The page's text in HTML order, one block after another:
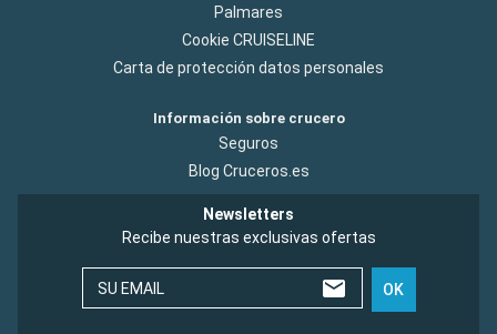
Palmares
Cookie CRUISELINE
Carta de protección datos personales
Información sobre crucero
Seguros
Blog Cruceros.es
Newsletters
Recibe nuestras exclusivas ofertas
SU EMAIL OK